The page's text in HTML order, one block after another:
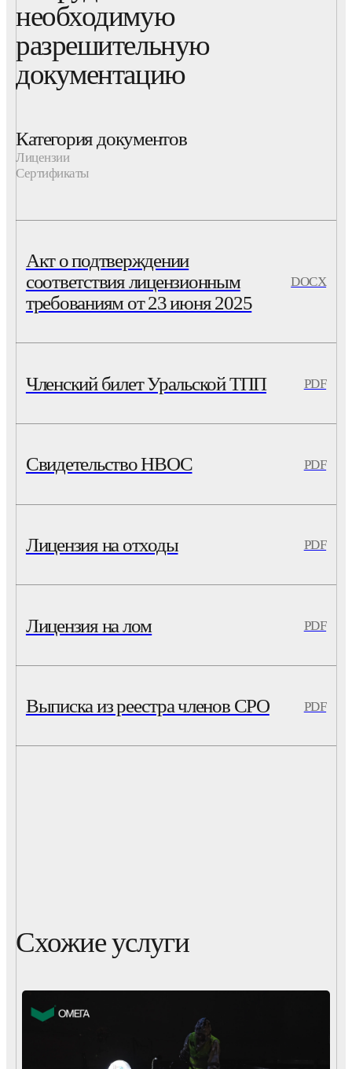
необходимую
разрешительную
документацию
Категория документов
Лицензии
Сертификаты
Акт о подтверждении
соответствия лицензионным
требованиям от 23 июня 2025
DOCX
Членский билет Уральской ТПП PDF
Свидетельство НВОС PDF
Лицензия на отходы PDF
Лицензия на лом PDF
Выписка из реестра членов СРО PDF
Схожие услуги